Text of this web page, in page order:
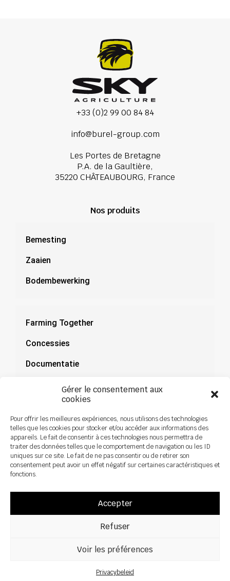
Gérer le consentement aux
cookies
Pour offrir les meilleures expériences, nous utilisons des technologies
telles que les cookies pour stocker et/ou accéder aux informations des
appareils. Le fait de consentir à ces technologies nous permettra de
traiter des données telles que le comportement de navigation ou les ID
uniques sur ce site. Le fait de ne pas consentir ou de retirer son
consentement peut avoir un effet négatif sur certaines caractéristiques et
fonctions.
Accepter
Refuser
Voir les préférences
Privacybeleid
+33 (0)2 99 00 84 84
info@burel-group.com
Les Portes de Bretagne
P.A. de la Gaultière,
35220 CHÂTEAUBOURG, France
Nos produits
Bemesting
Zaaien
Bodembewerking
Farming Together
Concessies
Documentatie
Alle rechten voorbehouden ©2026 Sky Agriculture – Ontwerp:
Wettelijke kennisgevingPrivacybeleid